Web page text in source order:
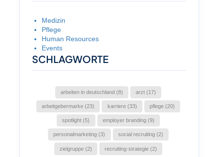
Medizin
Pflege
Human Resources
Events
SCHLAGWORTE
arbeiten in deutschland (8) arzt (17)
arbeitgebermarke (23) karriere (33) pflege (20)
spotlight (5) employer branding (9)
personalmarketing (3) social recruiting (2)
zielgruppe (2) recruiting-strategie (2)